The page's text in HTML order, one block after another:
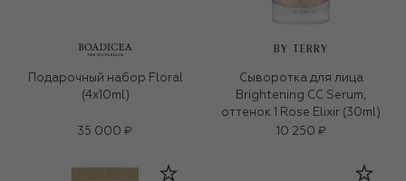
Подарочный набор Floral
(4x10ml)
35 000 ₽
BY TERRY
Сыворотка для лица
Brightening CC Serum,
оттенок 1 Rose Elixir (30ml)
10 250 ₽